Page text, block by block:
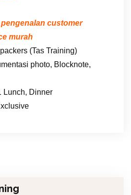
customer
murah
(Tas Training)
photo, Blocknote,
Lunch, Dinner